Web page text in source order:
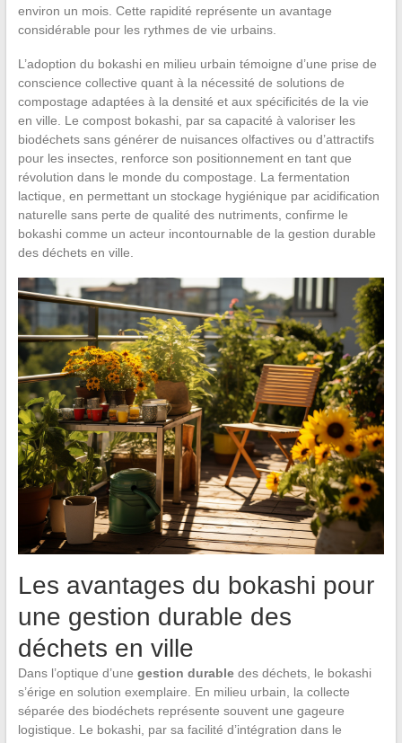
environ un mois. Cette rapidité représente un avantage
considérable pour les rythmes de vie urbains.
L’adoption du bokashi en milieu urbain témoigne d’une prise de
conscience collective quant à la nécessité de solutions de
compostage adaptées à la densité et aux spécificités de la vie
en ville. Le compost bokashi, par sa capacité à valoriser les
biodéchets sans générer de nuisances olfactives ou d’attractifs
pour les insectes, renforce son positionnement en tant que
révolution dans le monde du compostage. La fermentation
lactique, en permettant un stockage hygiénique par acidification
naturelle sans perte de qualité des nutriments, confirme le
bokashi comme un acteur incontournable de la gestion durable
des déchets en ville.
Les avantages du bokashi pour
une gestion durable des
déchets en ville
Dans l’optique d’une gestion durabledes déchets, le bokashi
s’érige en solution exemplaire. En milieu urbain, la collecte
séparée des biodéchets représente souvent une gageure
logistique. Le bokashi, par sa facilité d’intégration dans le